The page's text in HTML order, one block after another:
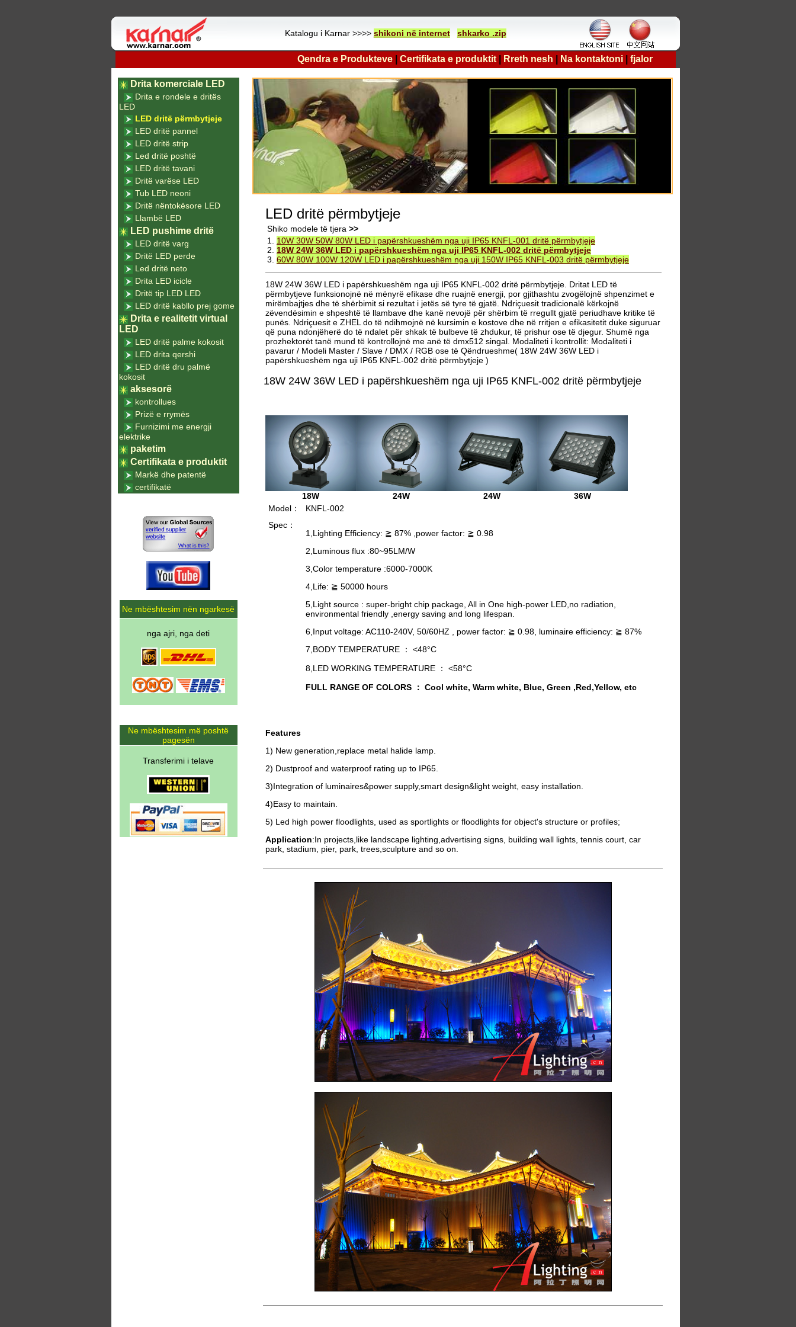
Katalogu i Karnar >>>> shikoni në internet shkarko .zip
Qendra e Produkteve Certifikata e produktit Rreth nesh Na kontaktoni fjalor
LED dritë përmbytjeje
Shiko modele të tjera >>
1. 10W 30W 50W 80W LED i papërshkueshëm nga uji IP65 KNFL-001 dritë përmbytjeje
2. 18W 24W 36W LED i papërshkueshëm nga uji IP65 KNFL-002 dritë përmbytjeje
3. 60W 80W 100W 120W LED i papërshkueshëm nga uji 150W IP65 KNFL-003 dritë përmbytjeje
18W 24W 36W LED i papërshkueshëm nga uji IP65 KNFL-002 dritë përmbytjeje. Dritat LED të
përmbytjeve funksionojnë në mënyrë efikase dhe ruajnë energji, por gjithashtu zvogëlojnë shpenzimet e
mirëmbajtjes dhe të shërbimit si rezultat i jetës së tyre të gjatë. Ndriçuesit tradicionalë kërkojnë
zëvendësimin e shpeshtë të llambave dhe kanë nevojë për shërbim të rregullt gjatë periudhave kritike të
punës. Ndriçuesit e ZHEL do të ndihmojnë në kursimin e kostove dhe në rritjen e efikasitetit duke siguruar
që puna ndonjëherë do të ndalet për shkak të bulbeve të zhdukur, të prishur ose të djegur. Shumë nga
prozhektorët tanë mund të kontrollojnë me anë të dmx512 singal. Modaliteti i kontrollit: Modaliteti i
pavarur / Modeli Master / Slave / DMX / RGB ose të Qëndrueshme( 18W 24W 36W LED i
papërshkueshëm nga uji IP65 KNFL-002 dritë përmbytjeje )
18W 24W 36W LED i papërshkueshëm nga uji IP65 KNFL-002 dritë përmbytjeje
18W 24W 24W
36W
Model：
KNFL-002
Spec：
1,Lighting Efficiency: ≧ 87% ,power factor: ≧ 0.98
2,Luminous flux :80~95LM/W
3,Color temperature :6000-7000K
4,Life: ≧ 50000 hours
5,Light source : super-bright chip package, All in One high-power LED,no radiation,
environmental friendly ,energy saving and long lifespan.
6,Input voltage: AC110-240V, 50/60HZ , power factor: ≧ 0.98, luminaire efficiency: ≧ 87%
7,BODY TEMPERATURE ： <48°C
8,LED WORKING TEMPERATURE ： <58°C
FULL RANGE OF COLORS ： Cool white, Warm white, Blue, Green ,Red,Yellow, etc
Features
1) New generation,replace metal halide lamp.
2) Dustproof and waterproof rating up to IP65.
3)Integration of luminaires&power supply,smart design&light weight, easy installation.
4)Easy to maintain.
5) Led high power floodlights, used as sportlights or floodlights for object's structure or profiles;
Application:In projects,like landscape lighting,advertising signs, building wall lights, tennis court, car
park, stadium, pier, park, trees,sculpture and so on.
Drita komerciale LED
Drita e rondele e dritës
LED
LED dritë përmbytjeje
LED dritë pannel
LED dritë strip
Led dritë poshtë
LED dritë tavani
Dritë varëse LED
Tub LED neoni
Dritë nëntokësore LED
Llambë LED
LED pushime dritë
LED dritë varg
Dritë LED perde
Led dritë neto
Drita LED icicle
Dritë tip LED LED
LED dritë kabllo prej gome
Drita e realitetit virtual
LED
LED dritë palme kokosit
LED drita qershi
LED dritë dru palmë
kokosit
aksesorë
kontrollues
Prizë e rrymës
Furnizimi me energji
elektrike
paketim
Certifikata e produktit
Markë dhe patentë
certifikatë
Ne mbështesim nën ngarkesë
nga ajri, nga deti
Ne mbështesim më poshtë
pagesën
Transferimi i telave